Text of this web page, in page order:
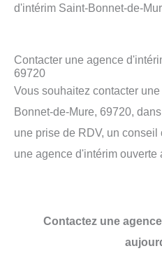
d'intérim Saint-Bonnet-de-
Contacter une agence
69720
Vous souhaitez contacter
Bonnet-de-Mure, 69720,
une prise de RDV, un
une agence d'intérim ouverte
Contactez une